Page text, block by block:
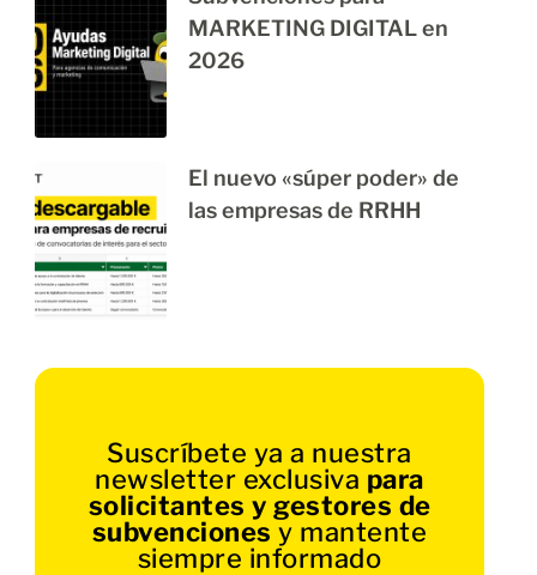
MARKETING DIGITAL en
2026
El nuevo «súper poder» de
las empresas de RRHH
Suscríbete ya a nuestra
newsletter exclusiva para
solicitantes y gestores de
subvenciones y mantente
siempre informado